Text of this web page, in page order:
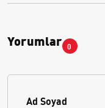
Yorumlar 0
Ad Soyad